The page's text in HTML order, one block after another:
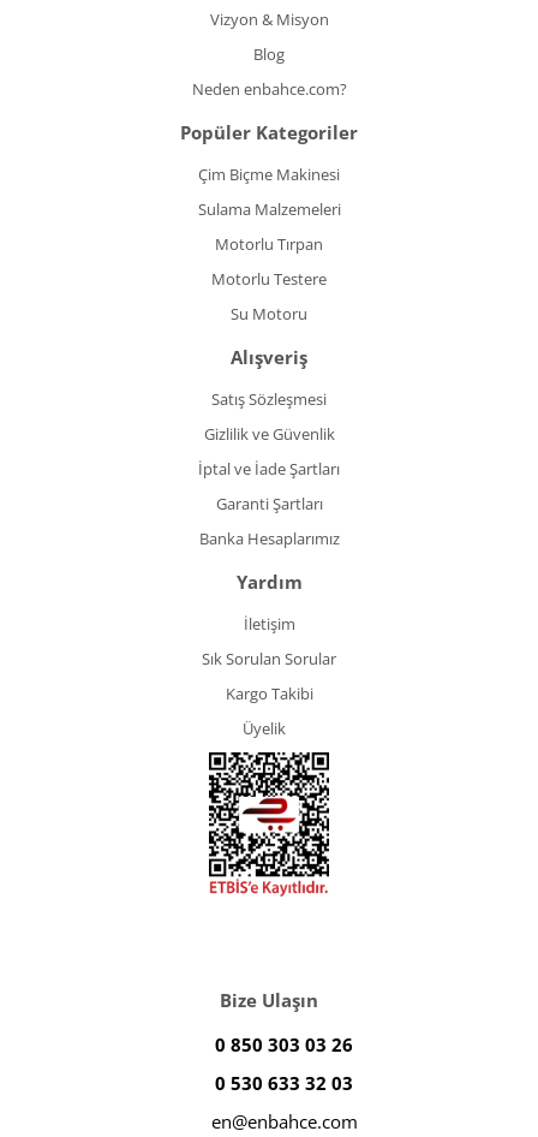
Vizyon & Misyon
Blog
Neden enbahce.com?
Popüler Kategoriler
Çim Biçme Makinesi
Sulama Malzemeleri
Motorlu Tırpan
Motorlu Testere
Su Motoru
Alışveriş
Satış Sözleşmesi
Gizlilik ve Güvenlik
İptal ve İade Şartları
Garanti Şartları
Banka Hesaplarımız
Yardım
İletişim
Sık Sorulan Sorular
Kargo Takibi
Üyelik
Bize Ulaşın
0 850 303 03 26
0 530 633 32 03
en@enbahce.com